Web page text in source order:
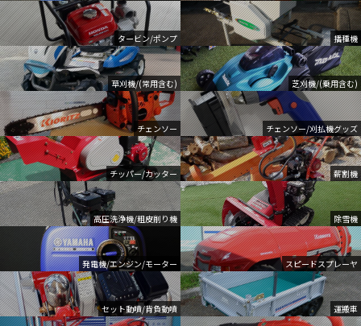
タービン/ポンプ 播種機
草刈機/(常用含む) 芝刈機/(乗用含む)
チェンソー チェンソー/刈払機グッズ
チッパー/カッター 薪割機
高圧洗浄機/粗皮削り機 除雪機
発電機/エンジン/モーター スピードスプレーヤ
セット動噴/背負動噴 運搬車